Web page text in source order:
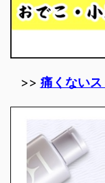
>> 痛くないス